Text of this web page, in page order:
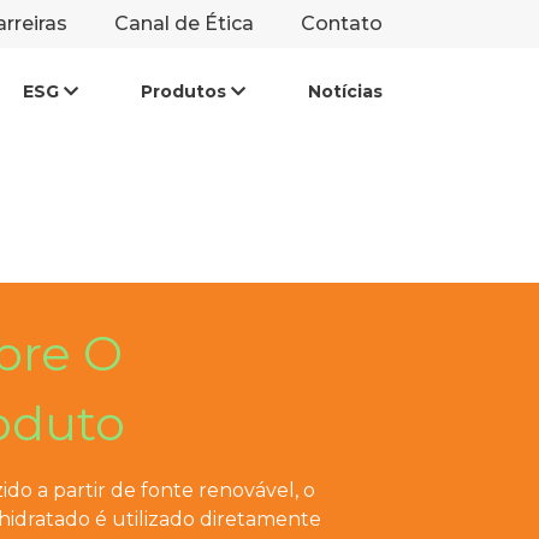
Canal de Ética Contato
ESG Produtos Notícias
O
a partir de fonte renovável, o
é utilizado diretamente